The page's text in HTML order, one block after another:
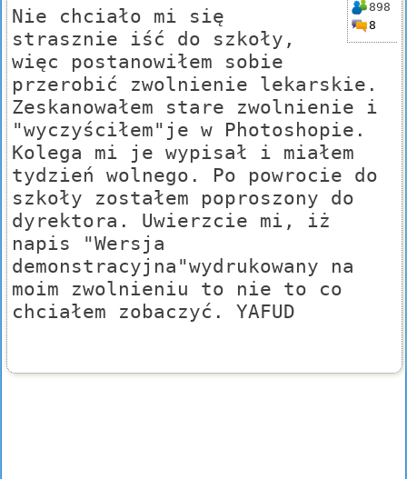
898
8
Nie chciało mi się
strasznie iść do szkoły,
więc postanowiłem sobie
przerobić zwolnienie lekarskie.
Zeskanowałem stare zwolnienie i
"wyczyściłem"je w Photoshopie.
Kolega mi je wypisał i miałem
tydzień wolnego. Po powrocie do
szkoły zostałem poproszony do
dyrektora. Uwierzcie mi, iż
napis "Wersja
demonstracyjna"wydrukowany na
moim zwolnieniu to nie to co
chciałem zobaczyć. YAFUD